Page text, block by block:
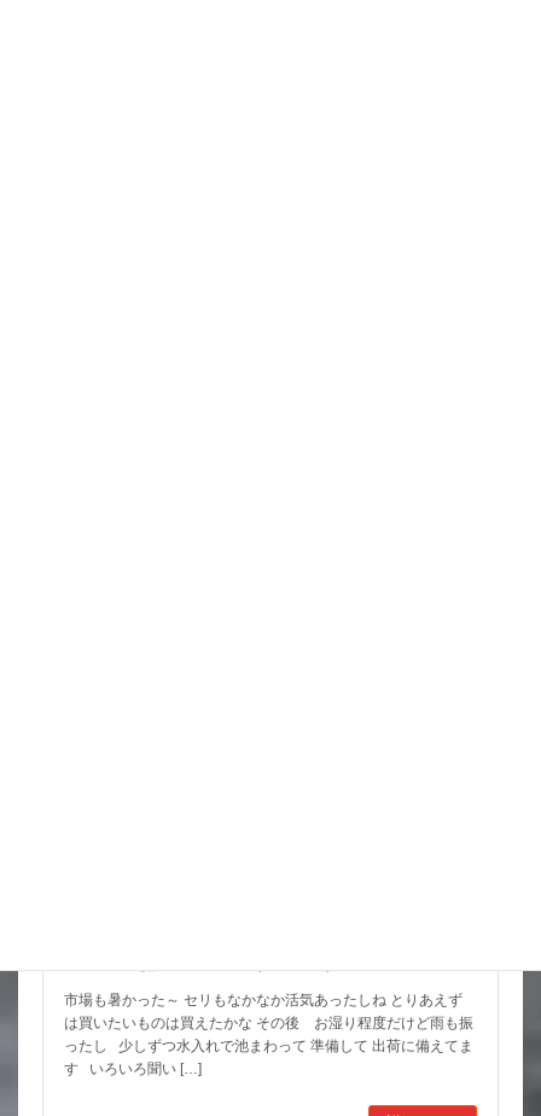
市場も暑かった～ セリもなかなか活気あったしね とりあえず
は買いたいものは買えたかな その後 お湿り程度だけど雨も振
ったし 少しずつ水入れで池まわって 準備して 出荷に備えてま
す いろいろ聞い […]